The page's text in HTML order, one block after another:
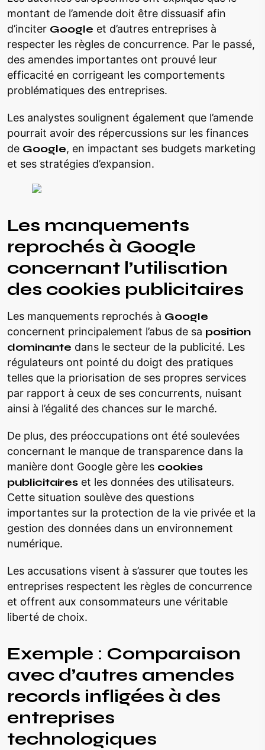
montant de l’amende doit être dissuasif afin
d’inciter Google et d’autres entreprises à
respecter les règles de concurrence. Par le passé,
des amendes importantes ont prouvé leur
efficacité en corrigeant les comportements
problématiques des entreprises.
Les analystes soulignent également que l’amende
pourrait avoir des répercussions sur les finances
de Google, en impactant ses budgets marketing
et ses stratégies d’expansion.
Les manquements
reprochés à Google
concernant l’utilisation
des cookies publicitaires
Les manquements reprochés à Google
concernent principalement l’abus de sa position
dominante dans le secteur de la publicité. Les
régulateurs ont pointé du doigt des pratiques
telles que la priorisation de ses propres services
par rapport à ceux de ses concurrents, nuisant
ainsi à l’égalité des chances sur le marché.
De plus, des préoccupations ont été soulevées
concernant le manque de transparence dans la
manière dont Google gère les cookies
publicitaires et les données des utilisateurs.
Cette situation soulève des questions
importantes sur la protection de la vie privée et la
gestion des données dans un environnement
numérique.
Les accusations visent à s’assurer que toutes les
entreprises respectent les règles de concurrence
et offrent aux consommateurs une véritable
liberté de choix.
Exemple : Comparaison
avec d’autres amendes
records infligées à des
entreprises
technologiques